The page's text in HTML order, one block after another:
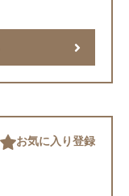
お気に入り登録